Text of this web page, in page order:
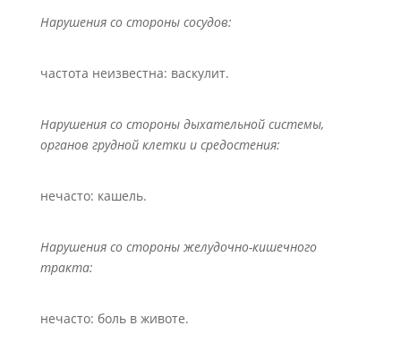
Нарушения со стороны сосудов:
частота неизвестна: васкулит.
Нарушения со стороны дыхательной системы,
органов грудной клетки и средостения:
нечасто: кашель.
Нарушения со стороны желудочно-кишечного
тракта:
нечасто: боль в животе.